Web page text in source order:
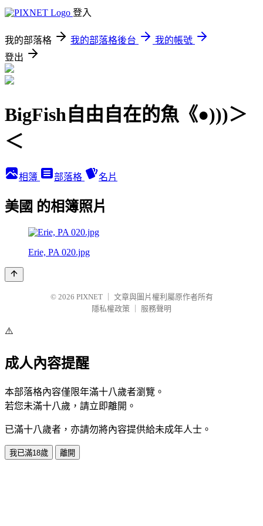
登入
我的部落格 我的部落格後台
我的帳號
登出
BigFish自由自在的魚《●)))＞
＜
相簿 部落格 名片
美國 的相簿照片
Erie, PA 020.jpg
© 2026 PIXNET
文章與圖片權利屬原作者所有
隱私權政策
服務聲明
⚠️
成人內容提醒
本部落格內容僅限年滿十八歲者瀏覽。
若您未滿十八歲，請立即離開。
已滿十八歲者，亦請勿將內容提供給未成年人士。
我已滿18歲 離開